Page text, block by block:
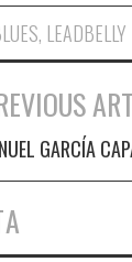
, LEADBELLY
GARCÍA